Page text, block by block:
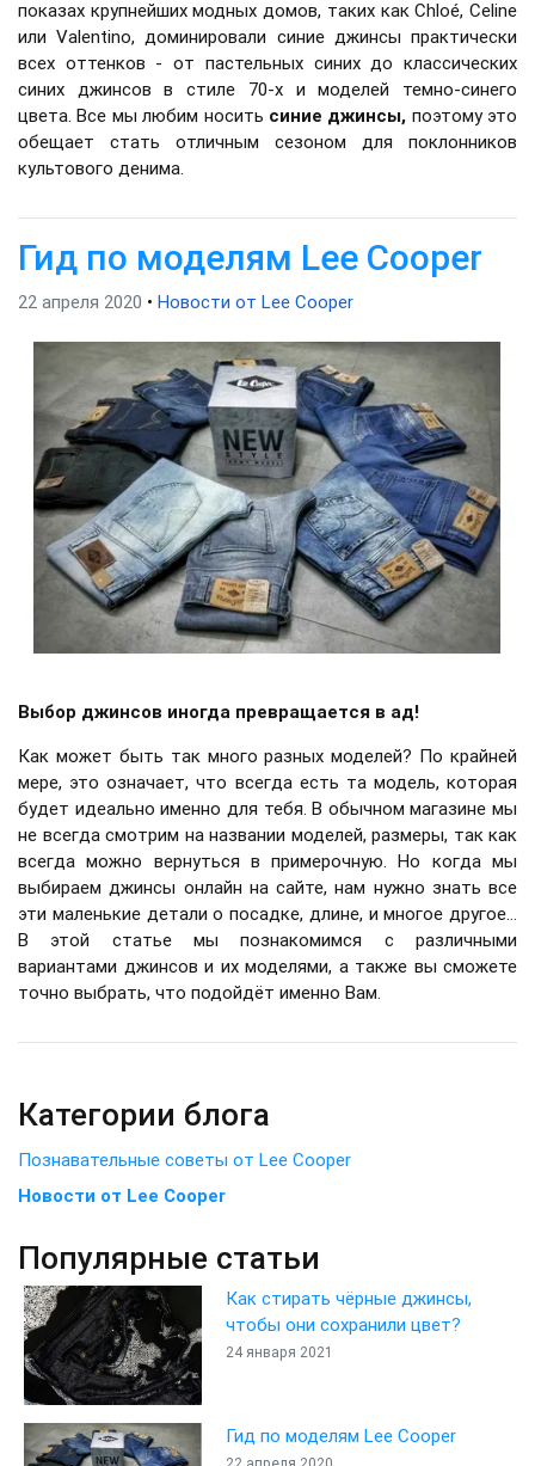
показах крупнейших модных домов, таких как Chloé, Celine
или Valentino, доминировали синие джинсы практически
всех оттенков - от пастельных синих до классических
синих джинсов в стиле 70-х и моделей темно-синего
цвета. Все мы любим носить синие джинсы, поэтому это
обещает стать отличным сезоном для поклонников
культового денима.
Гид по моделям Lee Cooper
22 апреля 2020 • Новости от Lee Cooper
Выбор джинсов иногда превращается в ад!
Как может быть так много разных моделей? По крайней
мере, это означает, что всегда есть та модель, которая
будет идеально именно для тебя. В обычном магазине мы
не всегда смотрим на названии моделей, размеры, так как
всегда можно вернуться в примерочную. Но когда мы
выбираем джинсы онлайн на сайте, нам нужно знать все
эти маленькие детали о посадке, длине, и многое другое...
В этой статье мы познакомимся с различными
вариантами джинсов и их моделями, а также вы сможете
точно выбрать, что подойдёт именно Вам.
Категории блога
Познавательные советы от Lee Cooper
Новости от Lee Cooper
Популярные статьи
Как стирать чёрные джинсы,
чтобы они сохранили цвет?
24 января 2021
Гид по моделям Lee Cooper